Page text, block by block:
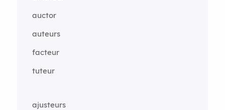
auctor
auteurs
facteur
tuteur
ajusteurs